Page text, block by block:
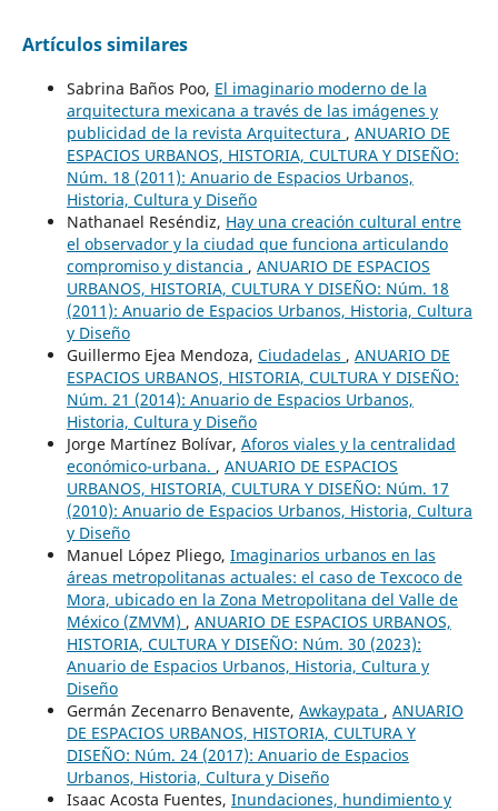
Artículos similares
Sabrina Baños Poo, El imaginario moderno de la
arquitectura mexicana a través de las imágenes y
publicidad de la revista Arquitectura , ANUARIO DE
ESPACIOS URBANOS, HISTORIA, CULTURA Y DISEÑO:
Núm. 18 (2011): Anuario de Espacios Urbanos,
Historia, Cultura y Diseño
Nathanael Reséndiz, Hay una creación cultural entre
el observador y la ciudad que funciona articulando
compromiso y distancia , ANUARIO DE ESPACIOS
URBANOS, HISTORIA, CULTURA Y DISEÑO: Núm. 18
(2011): Anuario de Espacios Urbanos, Historia, Cultura
y Diseño
Guillermo Ejea Mendoza, Ciudadelas , ANUARIO DE
ESPACIOS URBANOS, HISTORIA, CULTURA Y DISEÑO:
Núm. 21 (2014): Anuario de Espacios Urbanos,
Historia, Cultura y Diseño
Jorge Martínez Bolívar, Aforos viales y la centralidad
económico-urbana. , ANUARIO DE ESPACIOS
URBANOS, HISTORIA, CULTURA Y DISEÑO: Núm. 17
(2010): Anuario de Espacios Urbanos, Historia, Cultura
y Diseño
Manuel López Pliego, Imaginarios urbanos en las
áreas metropolitanas actuales: el caso de Texcoco de
Mora, ubicado en la Zona Metropolitana del Valle de
México (ZMVM) , ANUARIO DE ESPACIOS URBANOS,
HISTORIA, CULTURA Y DISEÑO: Núm. 30 (2023):
Anuario de Espacios Urbanos, Historia, Cultura y
Diseño
Germán Zecenarro Benavente, Awkaypata , ANUARIO
DE ESPACIOS URBANOS, HISTORIA, CULTURA Y
DISEÑO: Núm. 24 (2017): Anuario de Espacios
Urbanos, Historia, Cultura y Diseño
Isaac Acosta Fuentes, Inundaciones, hundimiento y